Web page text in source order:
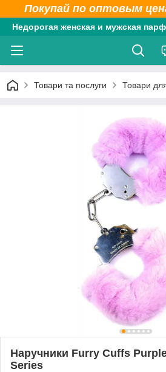
Покупай по оптовым
Недорогая женская и мужская
Товари та послуги Товари
Наручники Furry Cuffs
Series